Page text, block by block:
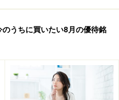
うことは見ればわかります
るのかは分析しづらいでし
度売られているのか、もし
する際には、「移動平均乖
のうちに買いたい8月の優待銘